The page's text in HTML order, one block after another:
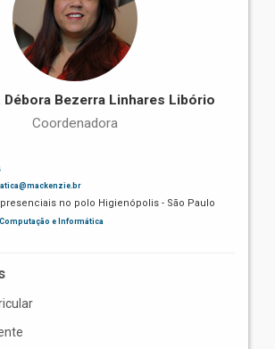
Débora Bezerra Linhares Libório
Coordenadora
no polo Higienópolis - São Paulo
e Informática